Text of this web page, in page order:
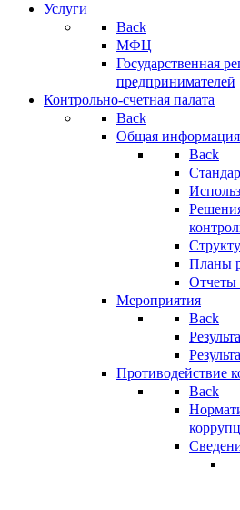
Услуги
Back
МФЦ
Государственная
предпринимателей
Контрольно-счетная палата
Back
Общая информация
Back
Планы
Отчеты
Мероприятия
Back
Противодействие
Back